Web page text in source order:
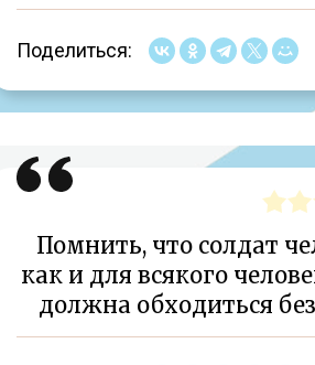
Поделиться:
Помнить, что солдат
как и для всякого
должна обходиться